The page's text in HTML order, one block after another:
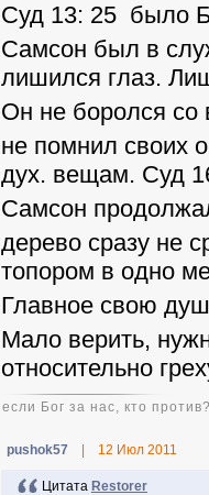
Суд 13: 25 было
Самсон был в
лишился глаз.
Он не боролся со
не помнил своих
дух. вещам. Суд
Самсон
дерево сразу не
топором в одно
Главное свою
Мало верить,
относительно
если Бог за нас, кто
pushok57 12 Июл 2011
Цитата Restorer